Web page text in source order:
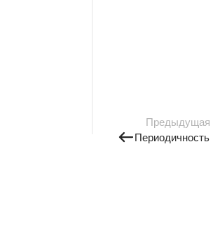
Предыдущая
Периодичность